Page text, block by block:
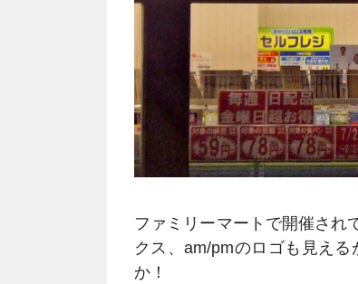
ファミリーマートで開催され
クス、am/pmのロゴも見え
か！